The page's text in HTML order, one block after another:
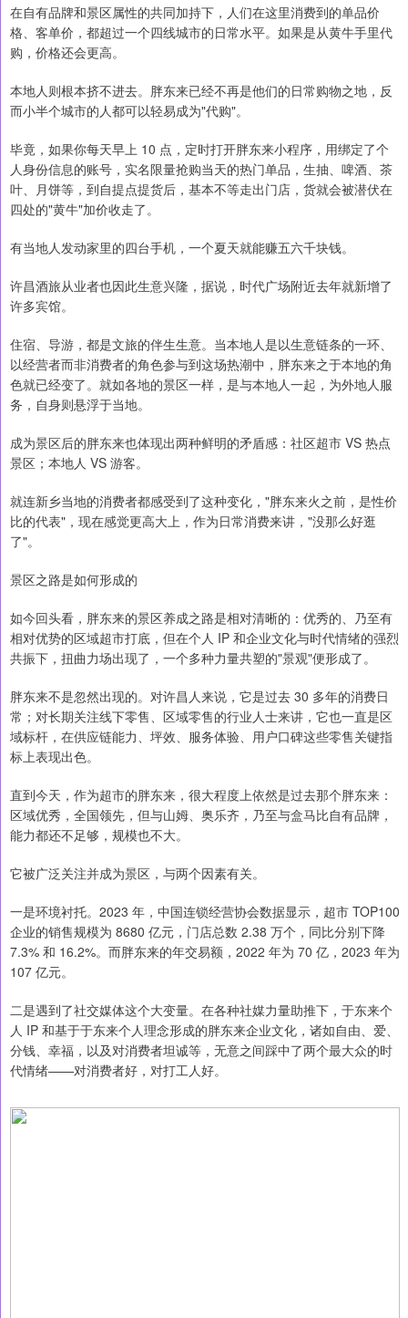
在自有品牌和景区属性的共同加持下，人们在这里消费到的单品价
格、客单价，都超过一个四线城市的日常水平。如果是从黄牛手里代
购，价格还会更高。
本地人则根本挤不进去。胖东来已经不再是他们的日常购物之地，反
而小半个城市的人都可以轻易成为"代购"。
毕竟，如果你每天早上 10 点，定时打开胖东来小程序，用绑定了个
人身份信息的账号，实名限量抢购当天的热门单品，生抽、啤酒、茶
叶、月饼等，到自提点提货后，基本不等走出门店，货就会被潜伏在
四处的"黄牛"加价收走了。
有当地人发动家里的四台手机，一个夏天就能赚五六千块钱。
许昌酒旅从业者也因此生意兴隆，据说，时代广场附近去年就新增了
许多宾馆。
住宿、导游，都是文旅的伴生生意。当本地人是以生意链条的一环、
以经营者而非消费者的角色参与到这场热潮中，胖东来之于本地的角
色就已经变了。就如各地的景区一样，是与本地人一起，为外地人服
务，自身则悬浮于当地。
成为景区后的胖东来也体现出两种鲜明的矛盾感：社区超市 VS 热点
景区；本地人 VS 游客。
就连新乡当地的消费者都感受到了这种变化，"胖东来火之前，是性价
比的代表"，现在感觉更高大上，作为日常消费来讲，"没那么好逛
了"。
景区之路是如何形成的
如今回头看，胖东来的景区养成之路是相对清晰的：优秀的、乃至有
相对优势的区域超市打底，但在个人 IP 和企业文化与时代情绪的强烈
共振下，扭曲力场出现了，一个多种力量共塑的"景观"便形成了。
胖东来不是忽然出现的。对许昌人来说，它是过去 30 多年的消费日
常；对长期关注线下零售、区域零售的行业人士来讲，它也一直是区
域标杆，在供应链能力、坪效、服务体验、用户口碑这些零售关键指
标上表现出色。
直到今天，作为超市的胖东来，很大程度上依然是过去那个胖东来：
区域优秀，全国领先，但与山姆、奥乐齐，乃至与盒马比自有品牌，
能力都还不足够，规模也不大。
它被广泛关注并成为景区，与两个因素有关。
一是环境衬托。2023 年，中国连锁经营协会数据显示，超市 TOP100
企业的销售规模为 8680 亿元，门店总数 2.38 万个，同比分别下降
7.3% 和 16.2%。而胖东来的年交易额，2022 年为 70 亿，2023 年为
107 亿元。
二是遇到了社交媒体这个大变量。在各种社媒力量助推下，于东来个
人 IP 和基于于东来个人理念形成的胖东来企业文化，诸如自由、爱、
分钱、幸福，以及对消费者坦诚等，无意之间踩中了两个最大众的时
代情绪——对消费者好，对打工人好。